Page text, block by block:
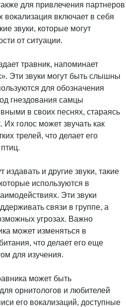
для привлечения партнеров
включает в себя
звуки, которые могут
от ситуации.
травник, напоминает
Эти звуки могут быть слышны
для обозначения
гнездования самцы
в своих песнях, стараясь
голос может звучать как
трелей, что делает его
издавать и другие звуки, такие
используются в
Эти звуки
связи в группе, а
угрозах. Важно
может изменяться в
что делает его еще
для изучения.
может быть
орнитологов и любителей
его вокализаций, доступные